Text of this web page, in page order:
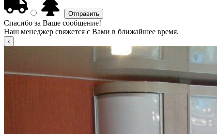
Спасибо за Ваше сообщение!
Наш менеджер свяжется с Вами в ближайшее время.